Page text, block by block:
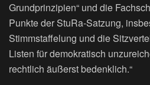
Grundprinzipien“ und die
Punkte der StuRa-Satzung,
Stimmstaffelung und die
Listen für demokratisch
rechtlich äußerst bedenklich.“